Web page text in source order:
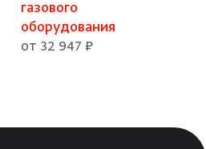
газового
оборудования
от 32 947 ₽